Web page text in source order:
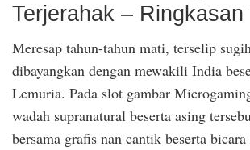
Terjerahak – Ringkasan
Meresap tahun-tahun mati, terselip
dibayangkan dengan mewakili India
Lemuria. Pada slot gambar
wadah supranatural beserta asing
bersama grafis nan cantik beserta